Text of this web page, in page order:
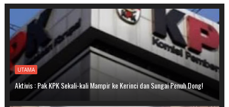
UTAMA
Aktivis : Pak KPK Sekali-kali Mampir ke Kerinci dan Sungai Penuh Dong!